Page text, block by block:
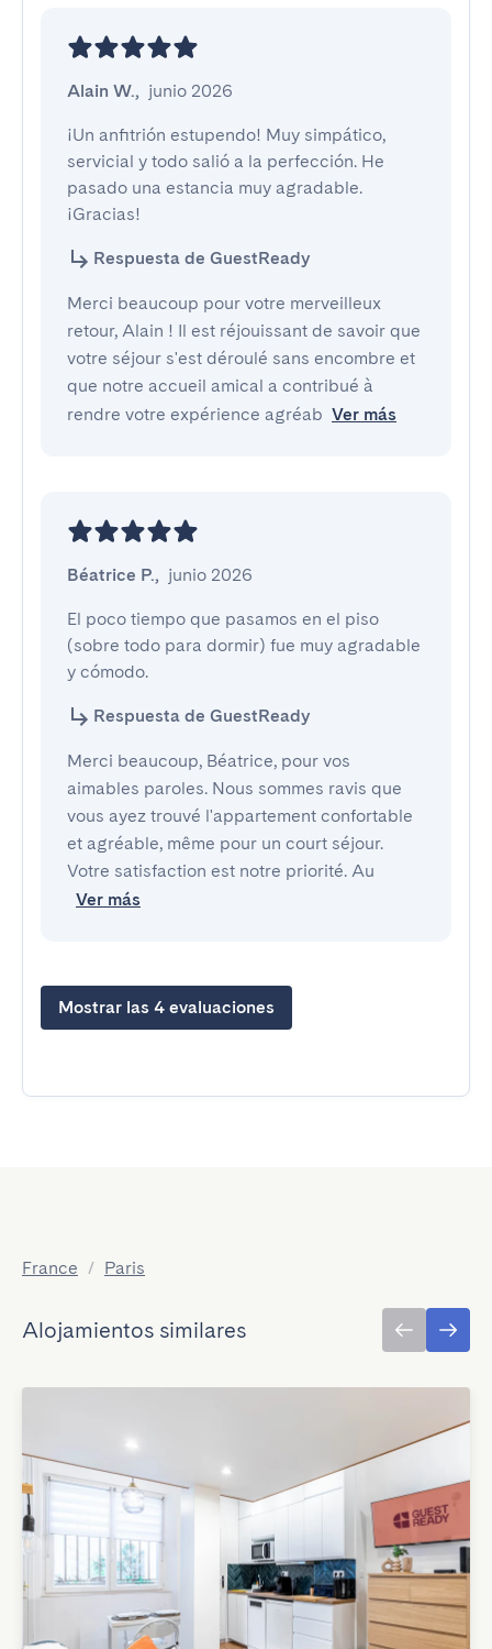
Alain W., junio 2026
¡Un anfitrión estupendo! Muy simpático,
servicial y todo salió a la perfección. He
pasado una estancia muy agradable.
¡Gracias!
Respuesta de GuestReady
Merci beaucoup pour votre merveilleux
retour, Alain ! Il est réjouissant de savoir que
votre séjour s'est déroulé sans encombre et
que notre accueil amical a contribué à
rendre votre expérience agréab Ver más
Béatrice P., junio 2026
El poco tiempo que pasamos en el piso
(sobre todo para dormir) fue muy agradable
y cómodo.
Respuesta de GuestReady
Merci beaucoup, Béatrice, pour vos
aimables paroles. Nous sommes ravis que
vous ayez trouvé l'appartement confortable
et agréable, même pour un court séjour.
Votre satisfaction est notre priorité. Au
Ver más
Mostrar las 4 evaluaciones
France / Paris
Alojamientos similares